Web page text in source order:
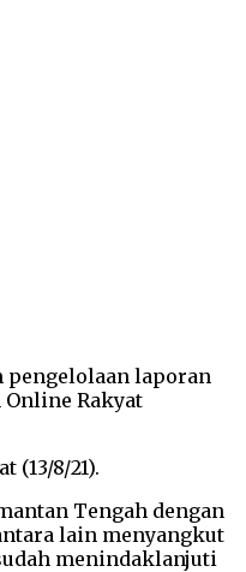
laporan
Online Rakyat
(13/8/21).
Tengah dengan
lain menyangkut
menindaklanjuti